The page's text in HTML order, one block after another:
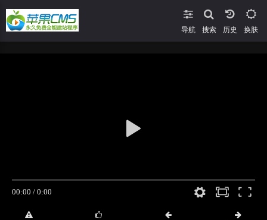
导航 搜索 换肤